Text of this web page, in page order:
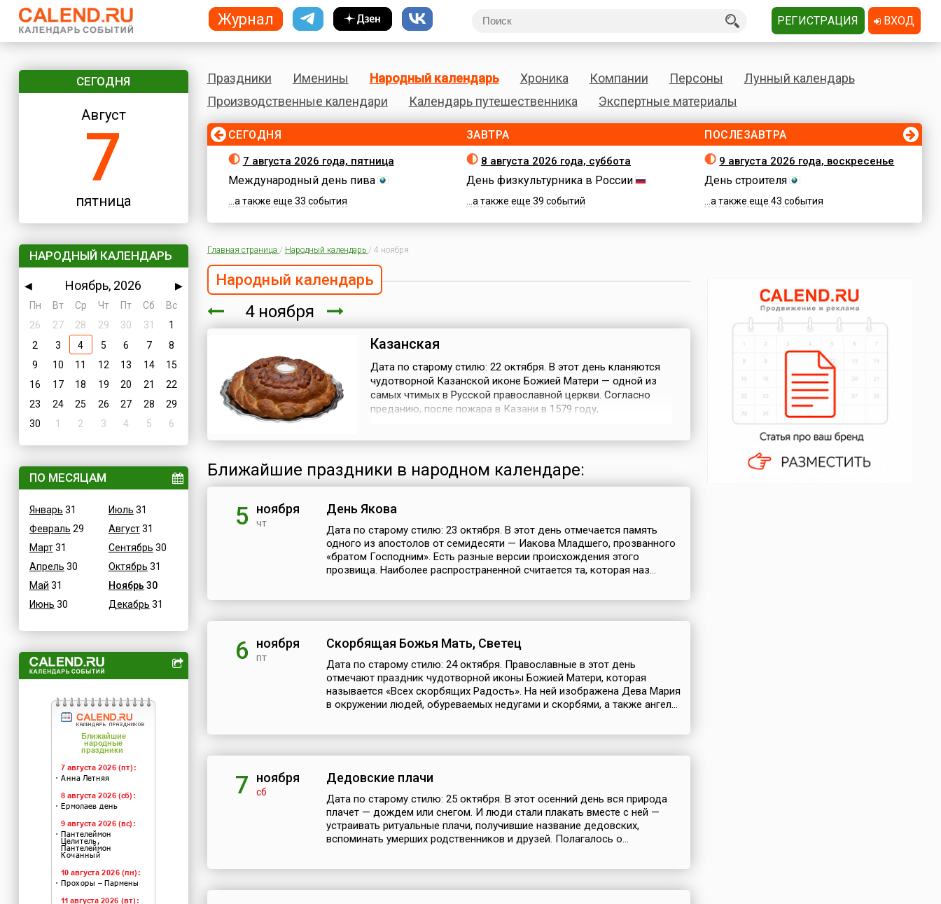
СЕГОДНЯ
Август
7
пятница
НАРОДНЫЙ КАЛЕНДАРЬ
◀ Ноябрь, 2026
▶
Пн
Вт Ср Чт Пт Сб
Вс
26
27 28 29 30 31
1
2
3 4 5 6 7
8
9
10 11 12 13 14
15
16
17 18 19 20 21
22
23
24 25 26 27 28
29
30
1 2 3 4 5 6
ПО МЕСЯЦАМ
Январь 31
Февраль 29
Март31
Апрель 30
Май 31
Июнь 30
Июль 31
Август31
Сентябрь 30
Октябрь 31
Ноябрь 30
Декабрь 31
Праздники Именины Народный календарь Хроника Компании Персоны
Лунный календарь
Производственные календари
Календарь путешественника Экспертные материалы
СЕГОДНЯ
7 августа 2026 года, пятница
Международный день пива
...а также еще 33 события
ЗАВТРА
8 августа 2026 года, суббота
День физкультурника в России
...а также еще 39 событий
ПОСЛЕЗАВТРА
9 августа 2026 года, воскресенье
День строителя
...а также еще 43 события
Главная страница / Народный календарь / 4 ноября
Народный календарь
4 ноября
Казанская
Дата по старому стилю: 22 октября. В этот день кланяются
чудотворной Казанской иконе Божией Матери — одной из
самых чтимых в Русской православной церкви. Согласно
преданию, после пожара в Казани в 1579 году,
был впоследствии построен Бого...
Ближайшие праздники в народном календаре:
5 ноября
чт
День Якова
Дата по старому стилю: 23 октября. В этот день отмечается память
одного из апостолов от семидесяти — Иакова Младшего, прозванного
«братом Господним». Есть разные версии происхождения этого
прозвища. Наиболее распространенной считается та, которая наз...
6 ноября
пт
Скорбящая Божья Мать, Светец
Дата по старому стилю: 24 октября. Православные в этот день
отмечают праздник чудотворной иконы Божией Матери, которая
называется «Всех скорбящих Радость». На ней изображена Дева Мария
в окружении людей, обуреваемых недугами и скорбями, а также ангел...
7 ноября
сб
Дедовские плачи
Дата по старому стилю: 25 октября. В этот осенний день вся природа
плачет — дождем или снегом. И люди стали плакать вместе с ней —
устраивать ритуальные плачи, получившие название дедовских,
вспоминать умерших родственников и друзей. Полагалось о...
Журнал РЕГИСТРАЦИЯ ВХОД